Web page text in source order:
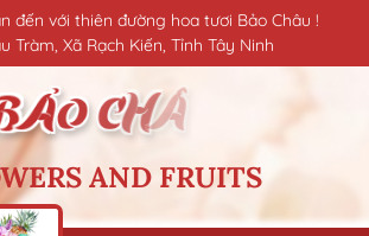
đến với thiên đường hoa tươi Bảo Châu !
Tràm, Xã Rạch Kiến, Tỉnh Tây Ninh
AND FRUITS